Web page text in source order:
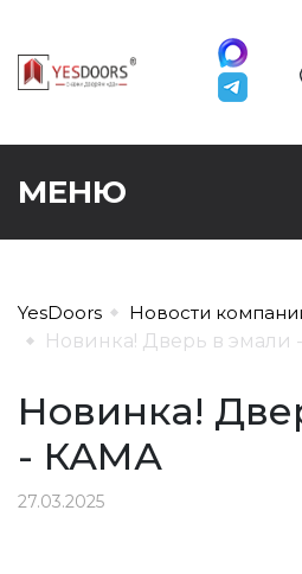
МЕНЮ
YesDoors
Новости
Новинка! Дверь в эмали
Новинка!
- КАМА
27.03.2025